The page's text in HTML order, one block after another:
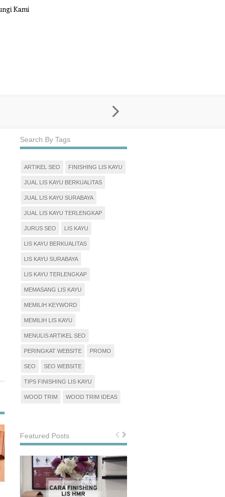
Kami
Search By Tags
ARTIKEL SEO FINISHING LIS KAYU
JUAL LIS KAYU BERKUALITAS
JUAL LIS KAYU SURABAYA
JUAL LIS KAYU TERLENGKAP
JURUS SEO LIS KAYU
LIS KAYU BERKUALITAS
LIS KAYU SURABAYA
LIS KAYU TERLENGKAP
MEMASANG LIS KAYU
MEMILIH KEYWORD
MEMILIH LIS KAYU
MENULIS ARTIKEL SEO
PERINGKAT WEBSITE PROMO
SEO SEO WEBSITE
TIPS FINISHING LIS KAYU
WOOD TRIM WOOD TRIM IDEAS
Featured Posts